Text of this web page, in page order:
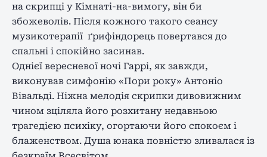
на скрипці у Кімнаті-на-вимогу, він би
збожеволів. Після кожного такого сеансу
музикотерапії ґрифіндорець повертався до
спальні і спокійно засинав.
Однієї вересневої ночі Гаррі, як завжди,
виконував симфонію «Пори року» Антоніо
Вівальді. Ніжна мелодія скрипки дивовижним
чином зціляла його розхитану недавньою
трагедією психіку, огортаючи його спокоєм і
блаженством. Душа юнака повністю зливалася із